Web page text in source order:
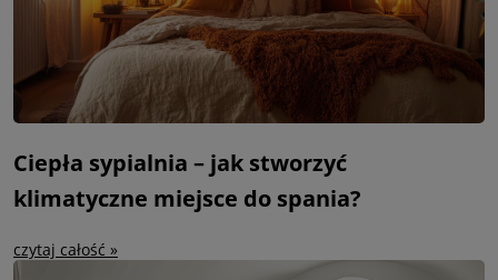
Ciepła sypialnia – jak stworzyć
klimatyczne miejsce do spania?
czytaj całość »